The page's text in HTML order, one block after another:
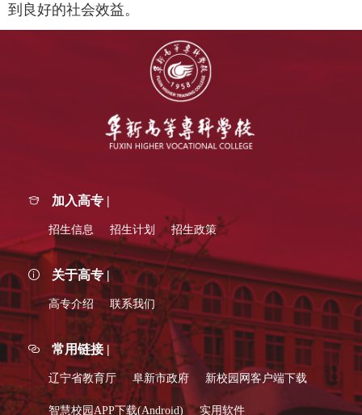
到良好的社会效益。
加入高专 |
招生信息 招生计划 招生政策
关于高专 |
高专介绍 联系我们
常用链接 |
辽宁省教育厅 阜新市政府 新校园网客户端下载
智慧校园APP下载(Android) 实用软件